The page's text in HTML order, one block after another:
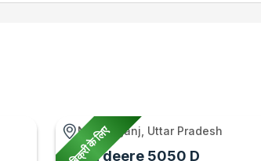
बिक्री के लिए
Nawabganj, Uttar Pradesh
John deere 5050 D